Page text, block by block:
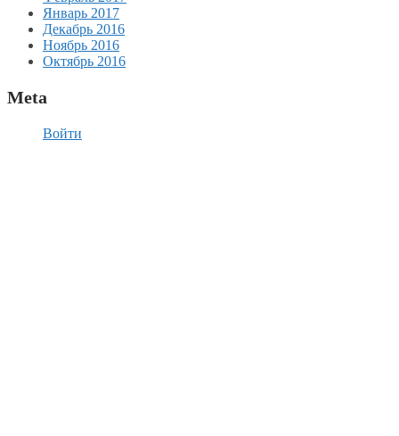
Январь 2017
Декабрь 2016
Ноябрь 2016
Октябрь 2016
Meta
Войти